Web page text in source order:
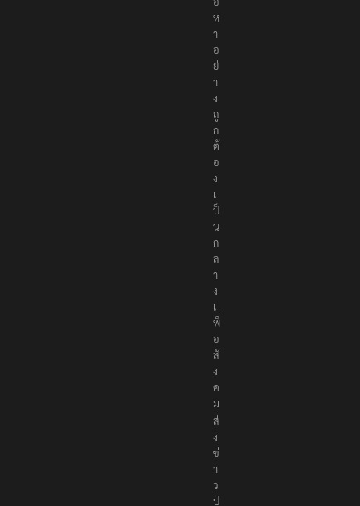
อ
ย่
า
ง
ถู
ก
ต้
อ
ง
เ
ป็
น
ก
ล
า
ง
เ
พื่
อ
สั
ง
ค
ม
ส่
ง
ข่
า
ว
ป
ร
ะ